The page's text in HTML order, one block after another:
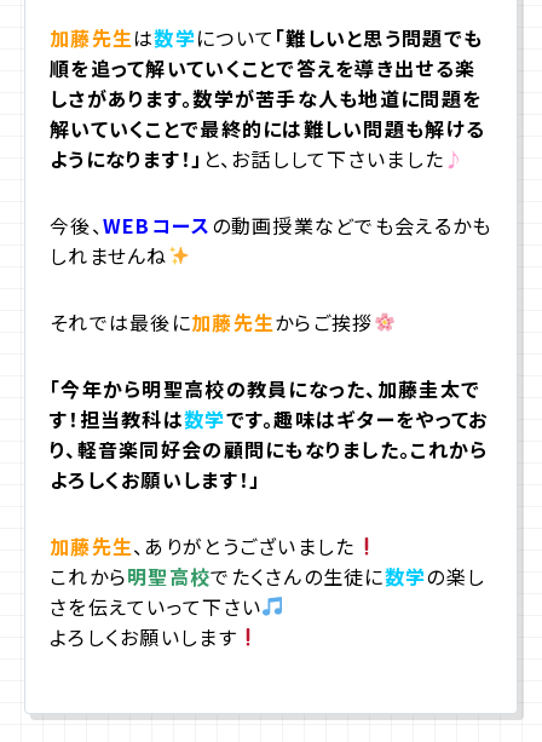
加藤先生は数学について 「難しいと思う問題でも
順を追って解いていくことで答えを導き出せる楽
しさがあります。数学が苦手な人も地道に問題を
解いていくことで最終的には難しい問題も解ける
ようになります！」 と、お話しして下さいました ♪
今後、WEBコースの動画授業などでも会えるかも
しれませんね
それでは最後に加藤先生からご挨拶
「今年から明聖高校の教員になった、加藤圭太で
す！担当教科は数学です。趣味はギターをやってお
り、軽音楽同好会の顧問にもなりました。これから
よろしくお願いします！」
加藤先生、ありがとうございました
これから明聖高校でたくさんの生徒に数学の楽し
さを伝えていって下さい
よろしくお願いします